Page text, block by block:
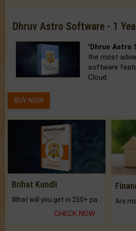
Dhruv Astro Software - 1
'Dhruv Astro
the most
software
Cloud.
BUY NOW
Brihat Kundli
CHECK NOW